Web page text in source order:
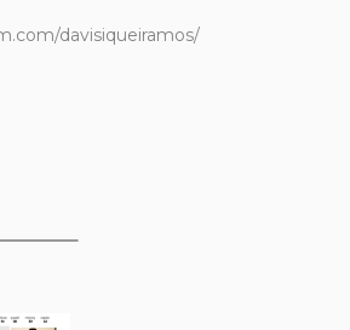
davisiqueiramos/